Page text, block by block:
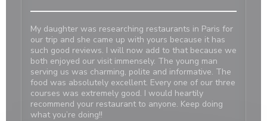
My daughter was researching restaurants in Paris for
our trip and she came up with yours because it has
such good reviews. I will now add to that because we
both enjoyed our visit immensely. The young man
serving us was charming, polite and informative. The
food was absolutely excellent. Every one of our three
courses was extremely good. I would heartily
recommend your restaurant to anyone. Keep doing
what you’re doing!!